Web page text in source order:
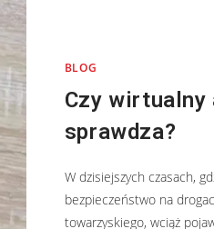
BLOG
Czy
sprawdza?
W dzisiejszych czasach,
bezpieczeństwo na
towarzyskiego, wciąż